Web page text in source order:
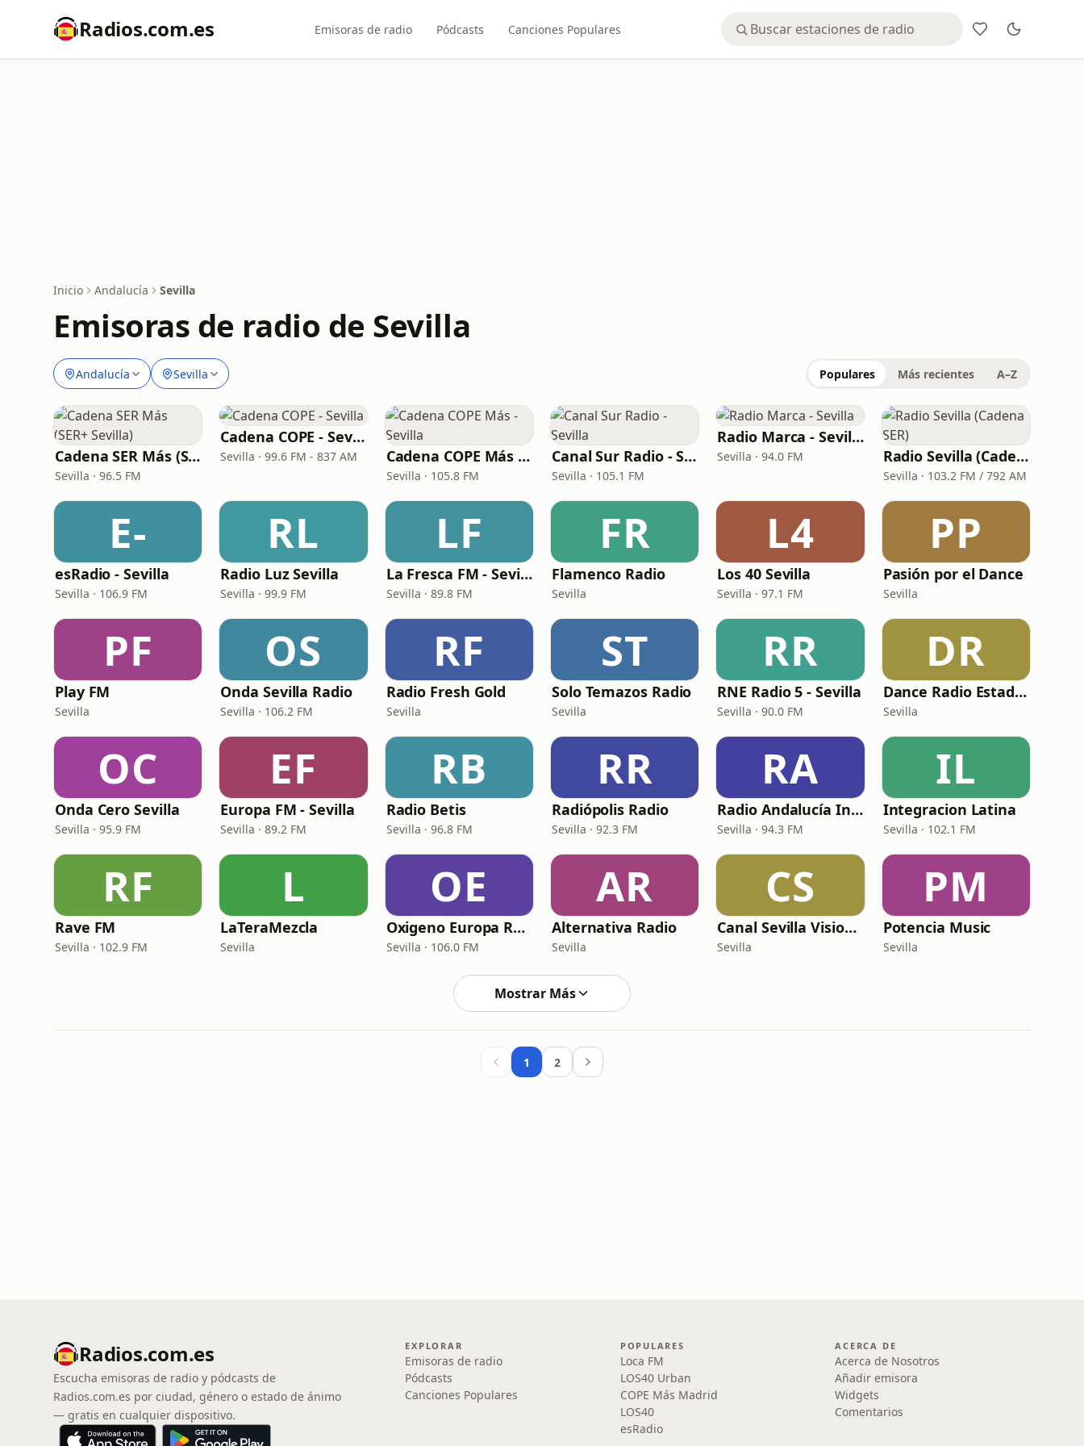
Radios.com.es Emisoras de radio Pódcasts Canciones Populares
Inicio Andalucía Sevilla
Emisoras de radio de Sevilla
Andalucía Sevilla Populares Más recientes A–Z
Cadena SER Más (SER+ Sevilla)
Sevilla · 96.5 FM
Cadena COPE - Sevilla
Sevilla · 99.6 FM - 837 AM Cadena COPE Más - Sevilla
Sevilla · 105.8 FM
Canal Sur Radio - Sevilla
Sevilla · 105.1 FM
Radio Marca - Sevilla
Sevilla · 94.0 FM Radio Sevilla (Cadena SER)
Sevilla · 103.2 FM / 792 AM
E-
esRadio - Sevilla
Sevilla · 106.9 FM
RL
Radio Luz Sevilla
Sevilla · 99.9 FM
LF
La Fresca FM - Sevilla
Sevilla · 89.8 FM
FR
Flamenco Radio
Sevilla
L4
Los 40 Sevilla
Sevilla · 97.1 FM
PP
Pasión por el Dance
Sevilla
PF
Play FM
Sevilla
OS
Onda Sevilla Radio
Sevilla · 106.2 FM
RF
Radio Fresh Gold
Sevilla
ST
Solo Temazos Radio
Sevilla
RR
RNE Radio 5 - Sevilla
Sevilla · 90.0 FM
DR
Dance Radio Estado de Trance
Sevilla
OC
Onda Cero Sevilla
Sevilla · 95.9 FM
EF
Europa FM - Sevilla
Sevilla · 89.2 FM
RB
Radio Betis
Sevilla · 96.8 FM
RR
Radiópolis Radio
Sevilla · 92.3 FM
RA
Radio Andalucía Información - Sevilla
Sevilla · 94.3 FM
IL
Integracion Latina
Sevilla · 102.1 FM
RF
Rave FM
Sevilla · 102.9 FM
L
LaTeraMezcla
Sevilla
OE
Oxigeno Europa Radio
Sevilla · 106.0 FM
AR
Alternativa Radio
Sevilla
CS
Canal Sevilla Vision Radio
Sevilla
PM
Potencia Music
Sevilla
Mostrar Más
1 2
Radios.com.es
Escucha emisoras de radio y pódcasts de
Radios.com.es por ciudad, género o estado de ánimo
— gratis en cualquier dispositivo.
EXPLORAR
Emisoras de radio
Pódcasts
Canciones Populares
POPULARES
Loca FM
LOS40 Urban
COPE Más Madrid
LOS40
esRadio
ACERCA DE
Acerca de Nosotros
Añadir emisora
Widgets
Comentarios